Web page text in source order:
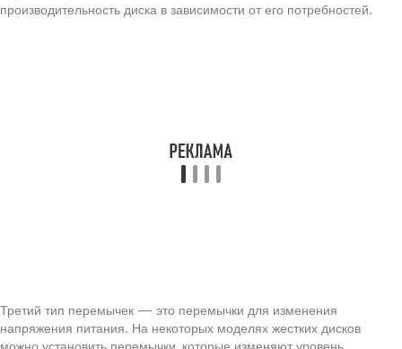
производительность диска в зависимости от его потребностей.
Третий тип перемычек — это перемычки для изменения
напряжения питания. На некоторых моделях жестких дисков
можно установить перемычки, которые изменяют уровень